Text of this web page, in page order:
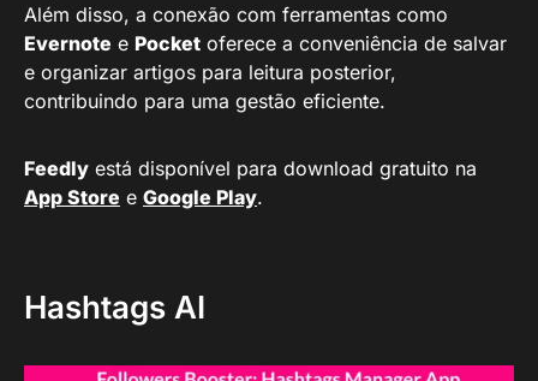
Além disso, a conexão com ferramentas como
Evernote e Pocket oferece a conveniência de salvar
e organizar artigos para leitura posterior,
contribuindo para uma gestão eficiente.
Feedly está disponível para download gratuito na
App Store e Google Play.
Hashtags AI